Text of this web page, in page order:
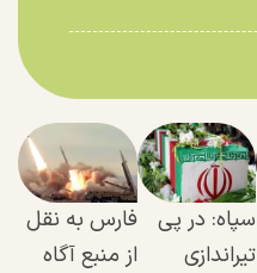
سپاه: در پی
تیراندازی
فارس به نقل
از منبع آگاه